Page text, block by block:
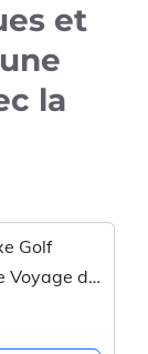
et
la
Golf
Voyage de
VIP